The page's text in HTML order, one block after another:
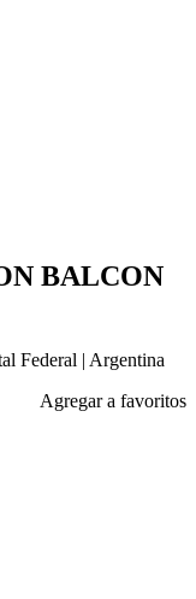
BALCON
Federal | Argentina
Agregar a favoritos